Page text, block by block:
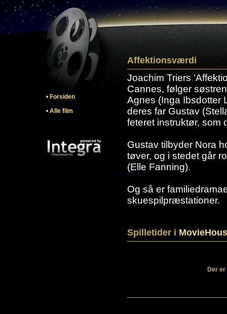
• Forsiden
• Alle film
Affektionsværdi
Joachim Triers
Cannes, følger
Agnes (Inga Ibsdotter
deres far Gustav
feteret instruktør, som
Gustav tilbyder Nora
tøver, og i stedet går
(Elle Fanning).
Og så er
skuespilpræstationer.
Spilletider i
Der